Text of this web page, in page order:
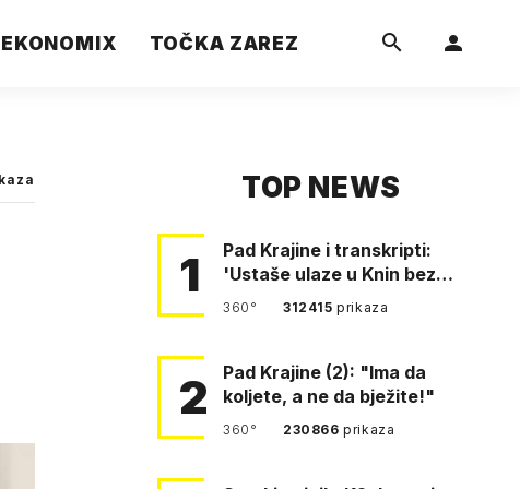
EKONOMIX TOČKA ZAREZ
TOP NEWS
1
Pad Krajine i transkripti:
'Ustaše ulaze u Knin bez
borbe. Mile, ovo je bežanij…
360° 312415prikaza
2
Pad Krajine (2): "Ima da
koljete, a ne da bježite!"
360° 230866prikaza